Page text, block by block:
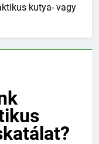
kutya- vagy